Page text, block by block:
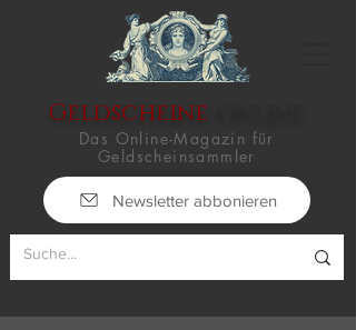
Geldscheine
Das Online-Magazin für
Geldscheinsammler
Newsletter abbonieren